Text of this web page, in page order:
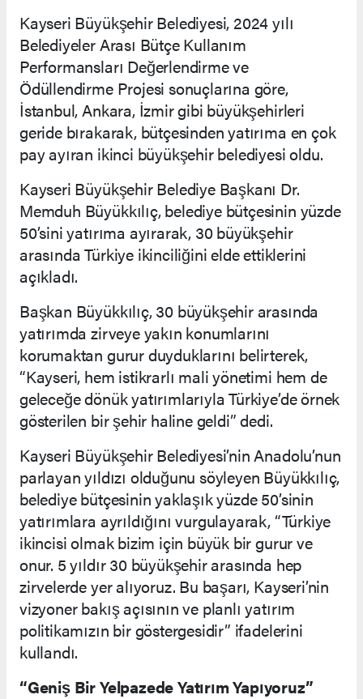
Kayseri Büyükşehir Belediyesi, 2024 yılı
Belediyeler Arası Bütçe Kullanım
Performansları Değerlendirme ve
Ödüllendirme Projesi sonuçlarına göre,
İstanbul, Ankara, İzmir gibi büyükşehirleri
geride bırakarak, bütçesinden yatırıma en çok
pay ayıran ikinci büyükşehir belediyesi oldu.
Kayseri Büyükşehir Belediye Başkanı Dr.
Memduh Büyükkılıç, belediye bütçesinin yüzde
50’sini yatırıma ayırarak, 30 büyükşehir
arasında Türkiye ikinciliğini elde ettiklerini
açıkladı.
Başkan Büyükkılıç, 30 büyükşehir arasında
yatırımda zirveye yakın konumlarını
korumaktan gurur duyduklarını belirterek,
“Kayseri, hem istikrarlı mali yönetimi hem de
geleceğe dönük yatırımlarıyla Türkiye’de örnek
gösterilen bir şehir haline geldi” dedi.
Kayseri Büyükşehir Belediyesi’nin Anadolu’nun
parlayan yıldızı olduğunu söyleyen Büyükkılıç,
belediye bütçesinin yaklaşık yüzde 50’sinin
yatırımlara ayrıldığını vurgulayarak, “Türkiye
ikincisi olmak bizim için büyük bir gurur ve
onur. 5 yıldır 30 büyükşehir arasında hep
zirvelerde yer alıyoruz. Bu başarı, Kayseri’nin
vizyoner bakış açısının ve planlı yatırım
politikamızın bir göstergesidir” ifadelerini
kullandı.
“Geniş Bir Yelpazede Yatırım Yapıyoruz”